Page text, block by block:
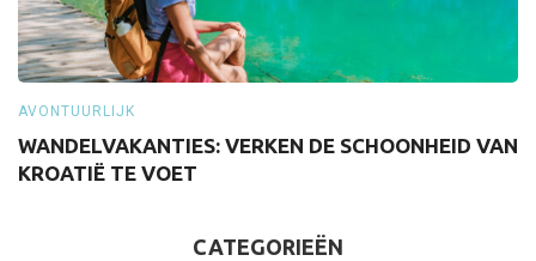
AVONTUURLIJK
WANDELVAKANTIES: VERKEN DE SCHOONHEID VAN
KROATIË TE VOET
CATEGORIEËN